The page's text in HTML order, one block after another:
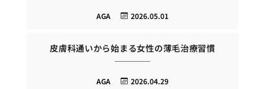
2026.05.01
AGA
皮膚科通いから始まる女性の薄毛治療習慣
2026.04.29
AGA